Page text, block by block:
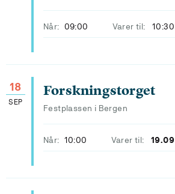
Når: 09:00 Varer til: 10:30
18
SEP
Forskningstorget
Festplassen i Bergen
Når: 10:00 Varer til: 19.09